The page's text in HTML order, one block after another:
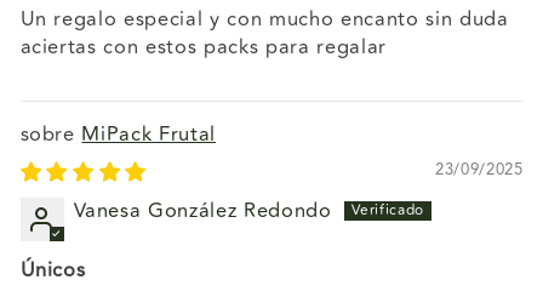
Un regalo especial y con mucho encanto sin duda
aciertas con estos packs para regalar
MiPack Frutal
23/09/2025
Vanesa González Redondo
Únicos